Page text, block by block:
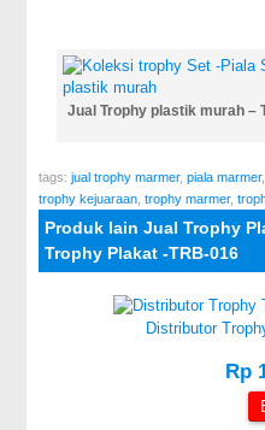
Jual Trophy plastik murah –
tags:jual trophy marmer,piala marmer
trophy kejuaraan ,trophy marmer,
Produk lain Jual Trophy
Trophy Plakat -TRB-016
Distributor
Rp